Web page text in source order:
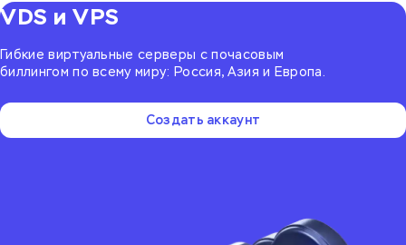
VDS и VPS
Гибкие виртуальные серверы с почасовым
биллингом по всему миру: Россия, Азия и Европа.
Создать аккаунт